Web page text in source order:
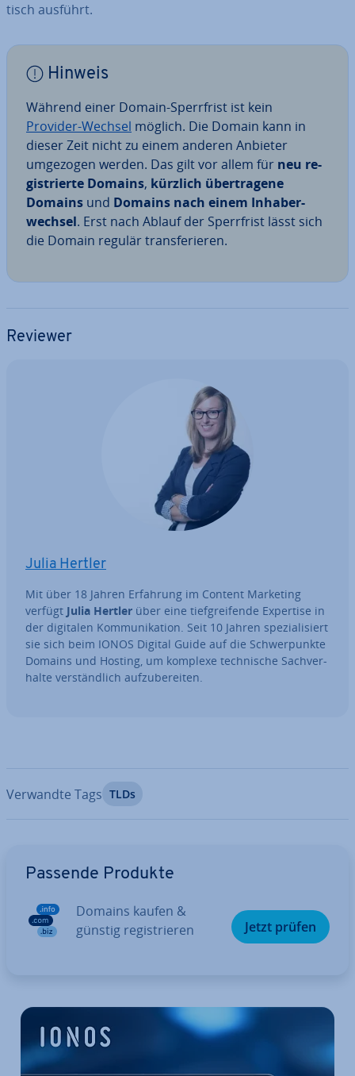
tisch ausführt.
Hinweis
Während einer Domain-Sperr­frist ist kein
Provider-Wechsel möglich. Die Domain kann in
dieser Zeit nicht zu einem anderen Anbieter
umgezogen werden. Das gilt vor allem für neu re­
gis­trier­te Domains, kürzlich über­tra­ge­ne
Domains und Domains nach einem In­ha­ber­
wech­sel. Erst nach Ablauf der Sperr­frist lässt sich
die Domain regulär trans­fe­rie­ren.
Reviewer
Julia Hertler
Mit über 18 Jahren Erfahrung im Content Marketing
verfügt Julia Hertler über eine tief­grei­fen­de Expertise in
der digitalen Kom­mu­ni­ka­ti­on. Seit 10 Jahren spe­zia­li­siert
sie sich beim IONOS Digital Guide auf die Schwer­punk­te
Domains und Hosting, um komplexe tech­ni­sche Sach­ver­
hal­te ver­ständ­lich auf­zu­be­rei­ten.
Verwandte Tags TLDs
Passende Produkte
Domains kaufen &
günstig re­gis­trie­ren
Jetzt prüfen